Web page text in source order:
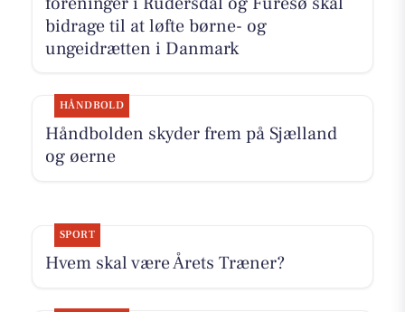
bidrage til at løfte børne- og
ungeidrætten i Danmark
HÅNDBOLD
Håndbolden skyder frem på Sjælland
og øerne
SPORT
Hvem skal være Årets Træner?